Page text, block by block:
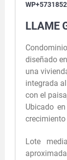
LLAME
diseñado
una
integrada
con el
Ubicado
Lote